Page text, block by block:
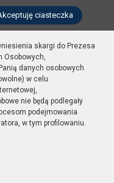
ciasteczka
skargi do Prezesa
Osobowych,
danych osobowych
w celu
nie będą podlegały
podejmowania
w tym profilowaniu.